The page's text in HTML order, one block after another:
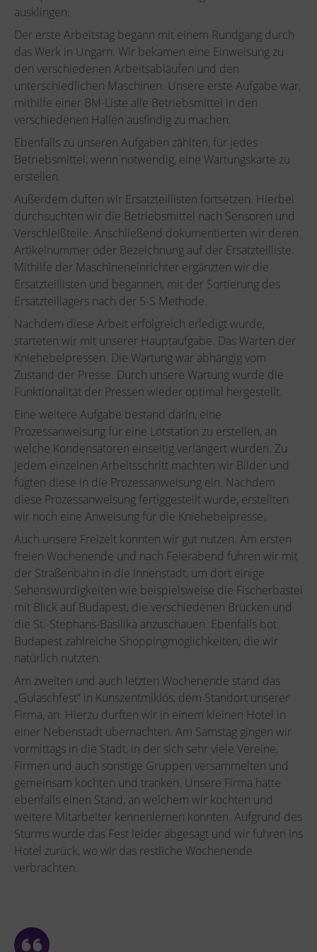
ausklingen.
Der erste Arbeitstag begann mit einem Rundgang durch
das Werk in Ungarn. Wir bekamen eine Einweisung zu
den verschiedenen Arbeitsabläufen und den
unterschiedlichen Maschinen. Unsere erste Aufgabe war,
mithilfe einer BM-Liste alle Betriebsmittel in den
verschiedenen Hallen ausfindig zu machen.
Ebenfalls zu unseren Aufgaben zählten, für jedes
Betriebsmittel, wenn notwendig, eine Wartungskarte zu
erstellen.
Außerdem duften wir Ersatzteillisten fortsetzen. Hierbei
durchsuchten wir die Betriebsmittel nach Sensoren und
Verschleißteile. Anschließend dokumentierten wir deren
Artikelnummer oder Bezeichnung auf der Ersatzteilliste.
Mithilfe der Maschineneinrichter ergänzten wir die
Ersatzteillisten und begannen, mit der Sortierung des
Ersatzteillagers nach der 5-S Methode.
Nachdem diese Arbeit erfolgreich erledigt wurde,
starteten wir mit unserer Hauptaufgabe. Das Warten der
Kniehebelpressen. Die Wartung war abhängig vom
Zustand der Presse. Durch unsere Wartung wurde die
Funktionalität der Pressen wieder optimal hergestellt.
Eine weitere Aufgabe bestand darin, eine
Prozessanweisung für eine Lötstation zu erstellen, an
welche Kondensatoren einseitig verlängert wurden. Zu
jedem einzelnen Arbeitsschritt machten wir Bilder und
fügten diese in die Prozessanweisung ein. Nachdem
diese Prozessanweisung fertiggestellt wurde, erstellten
wir noch eine Anweisung für die Kniehebelpresse.
Auch unsere Freizeit konnten wir gut nutzen. Am ersten
freien Wochenende und nach Feierabend fuhren wir mit
der Straßenbahn in die Innenstadt, um dort einige
Sehenswürdigkeiten wie beispielsweise die Fischerbastei
mit Blick auf Budapest, die verschiedenen Brücken und
die St.-Stephans-Basilika anzuschauen. Ebenfalls bot
Budapest zahlreiche Shoppingmöglichkeiten, die wir
natürlich nutzten.
Am zweiten und auch letzten Wochenende stand das
„Gulaschfest“ in Kunszentmiklós, dem Standort unserer
Firma, an. Hierzu durften wir in einem kleinen Hotel in
einer Nebenstadt übernachten. Am Samstag gingen wir
vormittags in die Stadt, in der sich sehr viele Vereine,
Firmen und auch sonstige Gruppen versammelten und
gemeinsam kochten und tranken. Unsere Firma hatte
ebenfalls einen Stand, an welchem wir kochten und
weitere Mitarbeiter kennenlernen konnten. Aufgrund des
Sturms wurde das Fest leider abgesagt und wir fuhren ins
Hotel zurück, wo wir das restliche Wochenende
verbrachten.